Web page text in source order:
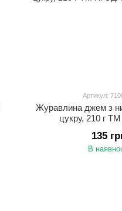
Артикул:
Журавлина джем з
цукру, 210 г
135
В